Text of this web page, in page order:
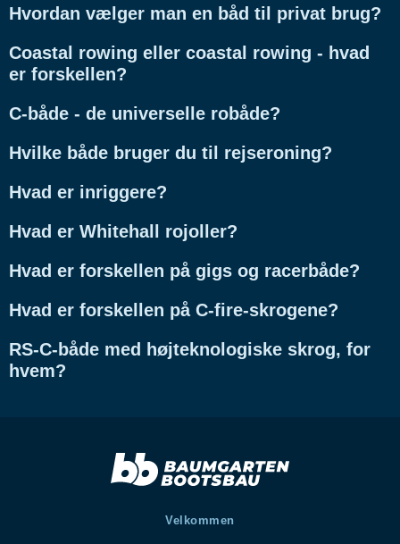
Hvordan vælger man en båd til privat brug?
Coastal rowing eller coastal rowing - hvad
er forskellen?
C-både - de universelle robåde?
Hvilke både bruger du til rejseroning?
Hvad er inriggere?
Hvad er Whitehall rojoller?
Hvad er forskellen på gigs og racerbåde?
Hvad er forskellen på C-fire-skrogene?
RS-C-både med højteknologiske skrog, for
hvem?
Velkommen